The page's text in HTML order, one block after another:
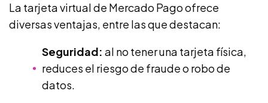
La tarjeta virtual de Mercado Pago ofrece
diversas ventajas, entre las que destacan:
Seguridad: al no tener una tarjeta física,
reduces el riesgo de fraude o robo de
datos.